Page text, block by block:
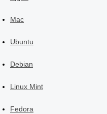
Mac
Ubuntu
Debian
Linux Mint
Fedora